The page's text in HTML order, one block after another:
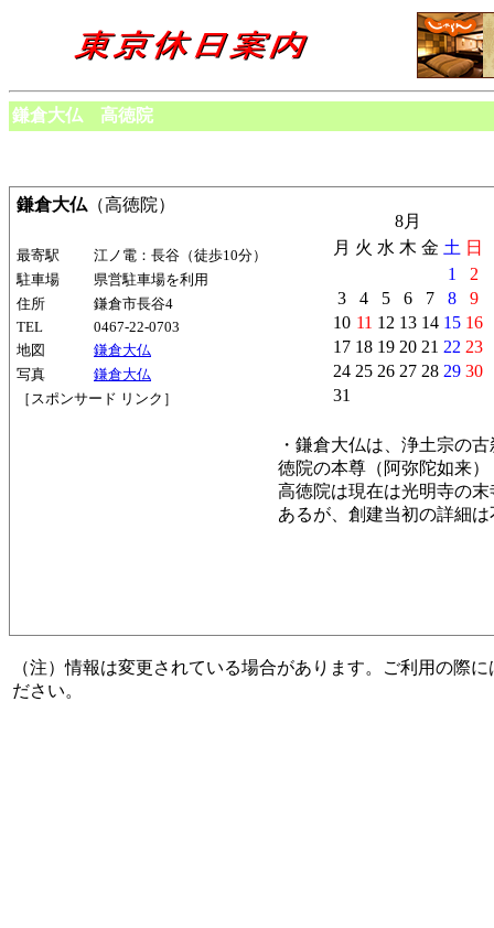
鎌倉大仏 高徳院
鎌倉大仏 （高徳院）
最寄駅
江ノ電：長谷（徒歩10分）
駐車場
県営駐車場を利用
住所
鎌倉市長谷4
TEL
0467-22-0703
地図
鎌倉大仏
写真
鎌倉大仏
［スポンサード リンク］
8月
月 火 水 木 金 土 日
1
2
3
4 5 6 7 8
9
10 11 12 13 14 15 16
17 18 19 20 21 22 23
24 25 26 27 28 29 30
31
・鎌倉大仏は、浄土宗の
徳院の本尊（阿弥陀如来）
高徳院は現在は光明寺の末
あるが、創建当初の詳細は
（注）情報は変更されている場合があります。ご利用の際
ださい。